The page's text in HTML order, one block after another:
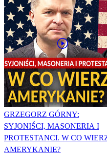
GRZEGORZ GÓRNY:
SYJONIŚCI, MASONERIA I
PROTESTANCI. W CO
AMERYKANIE?